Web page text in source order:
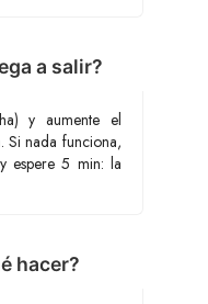
a salir?
y aumente el
nada funciona,
espere 5 min: la
hacer?